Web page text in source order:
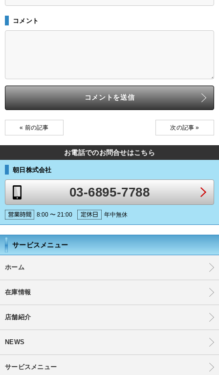
コメント
« 前の記事 次の記事 »
お電話でのお問合せはこちら
朝日株式会社
03-6895-7788
8:00 〜 21:00 年中無休
サービスメニュー
ホーム
在庫情報
店舗紹介
NEWS
サービスメニュー